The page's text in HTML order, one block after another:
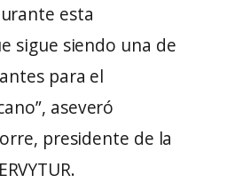
esta
sigue siendo una de
para el
aseveró
presidente de la